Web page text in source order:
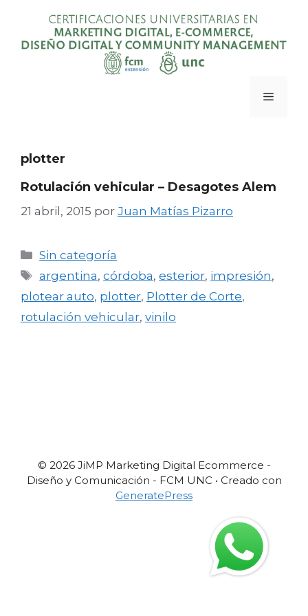
contenido
Menú
plotter
Rotulación vehicular – Desagotes Alem
21 abril, 2015 por Juan Matías Pizarro
Categorías
Sin categoría
Etiquetas
argentina,córdoba,esterior, impresión,
plotear auto, plotter, Plotter de Corte,
rotulación vehicular, vinilo
© 2026 JiMP Marketing Digital Ecommerce -
Diseño y Comunicación - FCM UNC • Creado con
GeneratePress